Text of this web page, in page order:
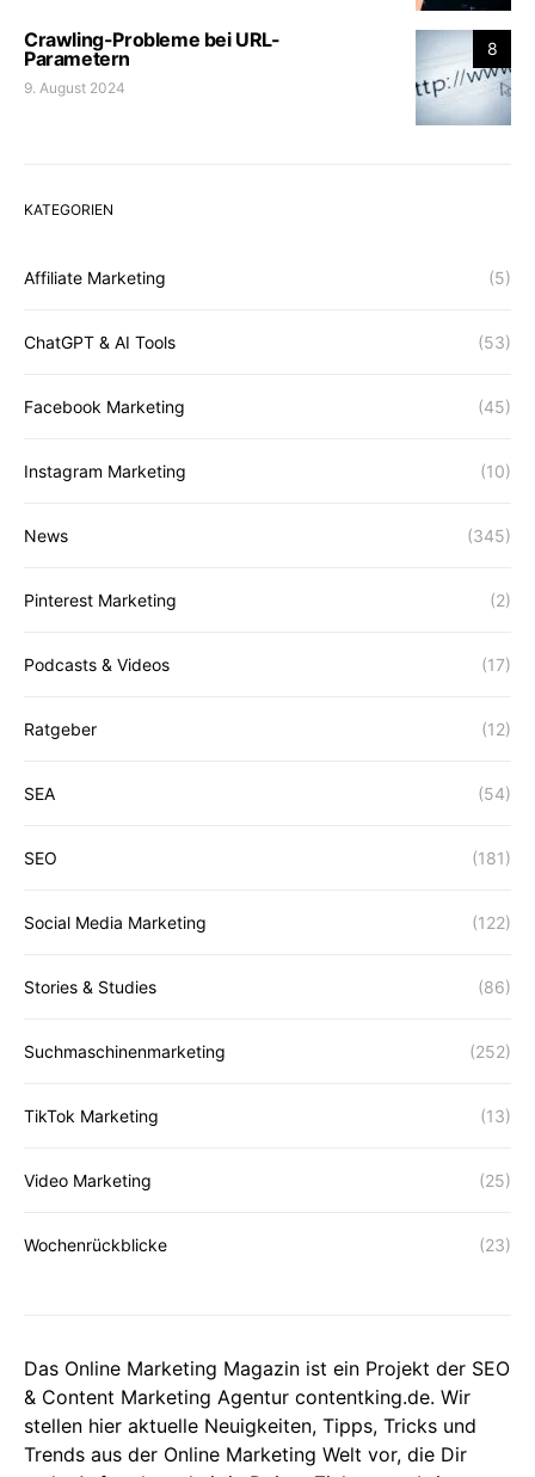
8
Crawling-Probleme bei URL-
Parametern
9. August 2024
KATEGORIEN
Affiliate Marketing (5)
ChatGPT & AI Tools (53)
Facebook Marketing (45)
Instagram Marketing (10)
News (345)
Pinterest Marketing (2)
Podcasts & Videos (17)
Ratgeber (12)
SEA (54)
SEO (181)
Social Media Marketing (122)
Stories & Studies (86)
Suchmaschinenmarketing (252)
TikTok Marketing (13)
Video Marketing (25)
Wochenrückblicke (23)
Das Online Marketing Magazin ist ein Projekt der SEO
& Content Marketing Agentur contentking.de. Wir
stellen hier aktuelle Neuigkeiten, Tipps, Tricks und
Trends aus der Online Marketing Welt vor, die Dir